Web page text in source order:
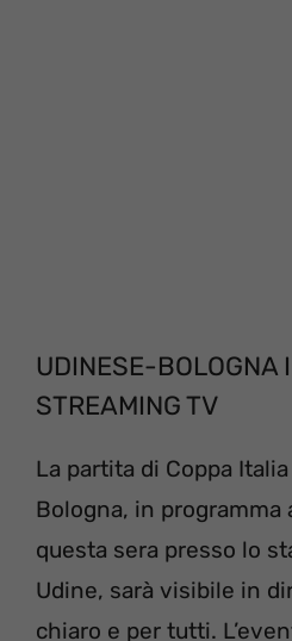
UDINESE-BOLOGNA
STREAMING TV
La partita di Coppa
Bologna, in programma
questa sera presso lo
Udine, sarà visibile in
chiaro e per tutti.